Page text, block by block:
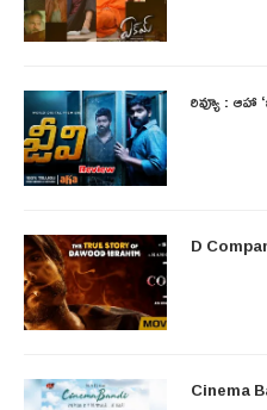
రివ్యూ : ఆహా
D
Cinema